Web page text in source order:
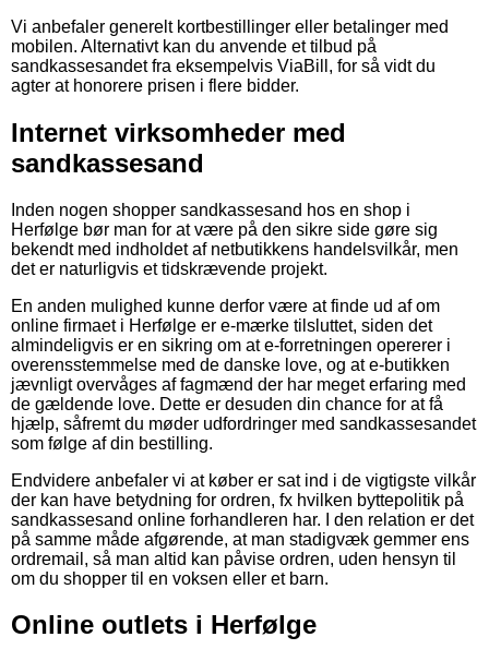
Vi anbefaler generelt kortbestillinger eller betalinger med
mobilen. Alternativt kan du anvende et tilbud på
sandkassesandet fra eksempelvis ViaBill, for så vidt du
agter at honorere prisen i flere bidder.
Internet virksomheder med
sandkassesand
Inden nogen shopper sandkassesand hos en shop i
Herfølge bør man for at være på den sikre side gøre sig
bekendt med indholdet af netbutikkens handelsvilkår, men
det er naturligvis et tidskrævende projekt.
En anden mulighed kunne derfor være at finde ud af om
online firmaet i Herfølge er e-mærke tilsluttet, siden det
almindeligvis er en sikring om at e-forretningen opererer i
overensstemmelse med de danske love, og at e-butikken
jævnligt overvåges af fagmænd der har meget erfaring med
de gældende love. Dette er desuden din chance for at få
hjælp, såfremt du møder udfordringer med sandkassesandet
som følge af din bestilling.
Endvidere anbefaler vi at køber er sat ind i de vigtigste vilkår
der kan have betydning for ordren, fx hvilken byttepolitik på
sandkassesand online forhandleren har. I den relation er det
på samme måde afgørende, at man stadigvæk gemmer ens
ordremail, så man altid kan påvise ordren, uden hensyn til
om du shopper til en voksen eller et barn.
Online outlets i Herfølge